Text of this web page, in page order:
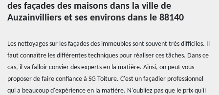
des façades des maisons dans la ville de
Auzainvilliers et ses environs dans le 88140
Les nettoyages sur les façades des immeubles sont souvent très difficiles. Il
faut connaître les différentes techniques pour réaliser ces tâches. Dans ce
cas, il va falloir convier des experts en la matière. Ainsi, on peut vous
proposer de faire confiance à SG Toiture. C'est un façadier professionnel
qui a beaucoup d'expérience en la matière. N'oubliez pas que le prix qu'il